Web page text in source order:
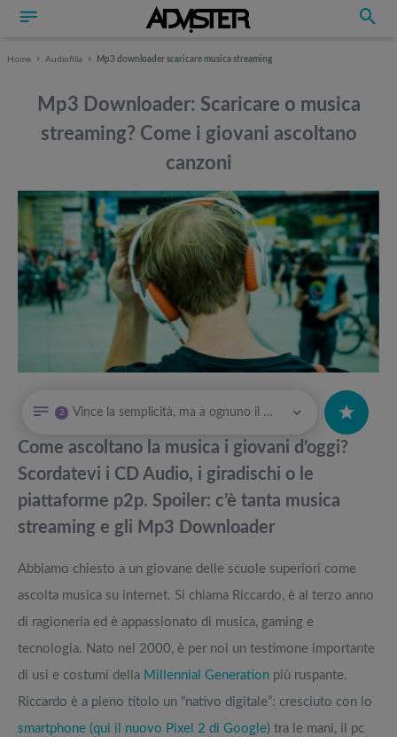
Home Audiofilia Mp3 downloader scaricare musica streaming
Mp3 Downloader: Scaricare o musica
streaming? Come i giovani ascoltano
canzoni
Quali sono le migliori cuffie a conduzione ossea dell'anno?
Amazon Prime Day: le migliori offerte su cuffie, auricolari e speaker
utili
Attrezzi sportivi a metà prezzo Black Friday: Tapis roulant, cyclette,
Offerte robot aspirapolvere da non perdere nella Black Friday Week
2 Vince la semplicità, ma a ognuno il suo
Come ascoltano la musica i giovani d’oggi?
Scordatevi i CD Audio, i giradischi o le
piattaforme p2p. Spoiler: c’è tanta musica
streaming e gli Mp3 Downloader
Abbiamo chiesto a un giovane delle scuole superiori come
ascolta musica su internet. Si chiama Riccardo, è al terzo anno
di ragioneria ed è appassionato di musica, gaming e
tecnologia. Nato nel 2000, è per noi un testimone importante
di usi e costumi della Millennial Generation più ruspante.
Riccardo è a pieno titolo un “nativo digitale”: cresciuto con lo
smartphone (qui il nuovo Pixel 2 di Google) tra le mani, il pc